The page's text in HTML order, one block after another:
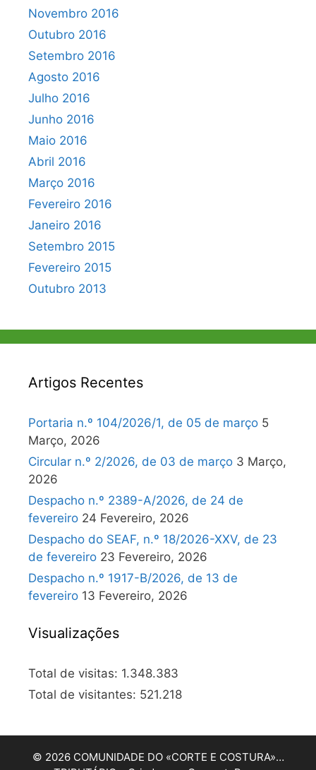
Novembro 2016
Outubro 2016
Setembro 2016
Agosto 2016
Julho 2016
Junho 2016
Maio 2016
Abril 2016
Março 2016
Fevereiro 2016
Janeiro 2016
Setembro 2015
Fevereiro 2015
Outubro 2013
Artigos Recentes
Portaria n.º 104/2026/1, de 05 de março 5
Março, 2026
Circular n.º 2/2026, de 03 de março 3 Março,
2026
Despacho n.º 2389-A/2026, de 24 de
fevereiro 24 Fevereiro, 2026
Despacho do SEAF, n.º 18/2026-XXV, de 23
de fevereiro 23 Fevereiro, 2026
Despacho n.º 1917-B/2026, de 13 de
fevereiro 13 Fevereiro, 2026
Visualizações
Total de visitas: 1.348.383
Total de visitantes: 521.218
© 2026 COMUNIDADE DO «CORTE E COSTURA»…